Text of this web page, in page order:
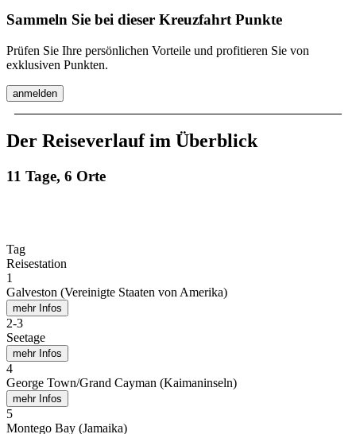
Sammeln Sie bei dieser Kreuzfahrt Punkte
Prüfen Sie Ihre persönlichen Vorteile und profitieren Sie von
exklusiven Punkten.
anmelden
Der Reiseverlauf im Überblick
11 Tage, 6 Orte
Tag
Reisestation
1
Galveston (Vereinigte Staaten von Amerika)
mehr Infos
2-3
Seetage
mehr Infos
4
George Town/Grand Cayman (Kaimaninseln)
mehr Infos
5
Montego Bay (Jamaika)